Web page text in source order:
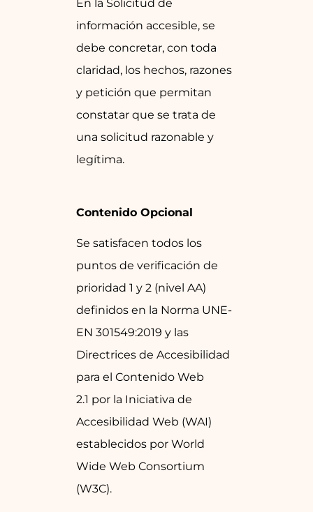
En la Solicitud de
información accesible, se
debe concretar, con toda
claridad, los hechos, razones
y petición que permitan
constatar que se trata de
una solicitud razonable y
legítima.
Contenido Opcional
Se satisfacen todos los
puntos de verificación de
prioridad 1 y 2 (nivel AA)
definidos en la Norma UNE-
EN 301549:2019 y las
Directrices de Accesibilidad
para el Contenido Web
2.1 por la Iniciativa de
Accesibilidad Web (WAI)
establecidos por World
Wide Web Consortium
(W3C).